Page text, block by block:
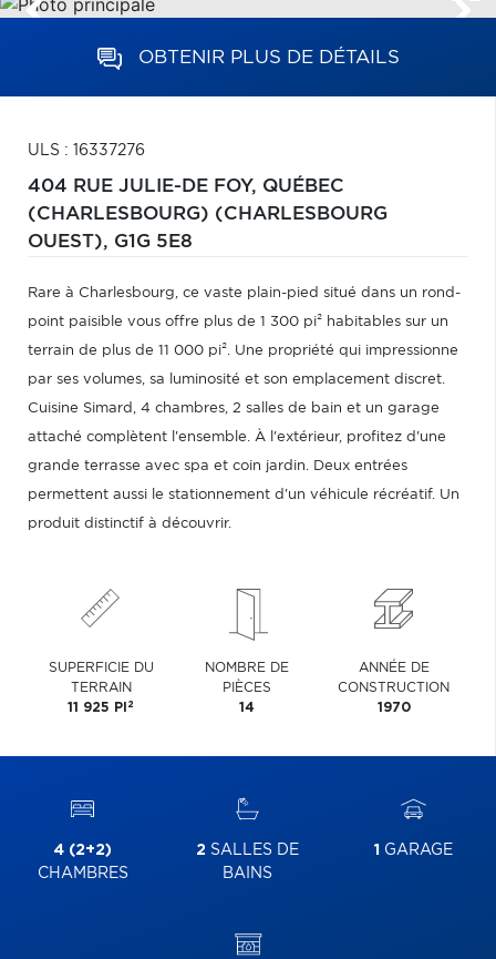
OBTENIR PLUS DE DÉTAILS
ULS : 16337276
404 RUE JULIE-DE FOY, QUÉBEC
(CHARLESBOURG) (CHARLESBOURG
OUEST), G1G 5E8
Rare à Charlesbourg, ce vaste plain-pied situé dans un rond-
point paisible vous offre plus de 1 300 pi² habitables sur un
terrain de plus de 11 000 pi². Une propriété qui impressionne
par ses volumes, sa luminosité et son emplacement discret.
Cuisine Simard, 4 chambres, 2 salles de bain et un garage
attaché complètent l'ensemble. À l'extérieur, profitez d'une
grande terrasse avec spa et coin jardin. Deux entrées
permettent aussi le stationnement d'un véhicule récréatif. Un
produit distinctif à découvrir.
SUPERFICIE DU
TERRAIN
11 925 PI 2
NOMBRE DE
PIÈCES
14
ANNÉE DE
CONSTRUCTION
1970
4 (2+2)
CHAMBRES
2 SALLES DE
BAINS
1 GARAGE